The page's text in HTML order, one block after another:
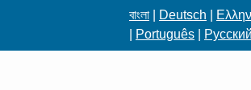
বাংলা Deutsch
Português Русский